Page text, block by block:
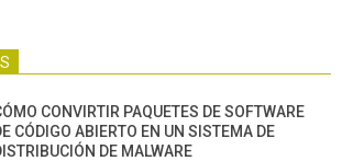
CONVIRTIR PAQUETES DE SOFTWARE
CÓDIGO ABIERTO EN UN SISTEMA DE
DE MALWARE